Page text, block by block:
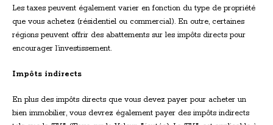
Les taxes peuvent également varier en fonction du type de propriété
que vous achetez (résidentiel ou commercial). En outre, certaines
régions peuvent offrir des abattements sur les impôts directs pour
encourager l’investissement.
Impôts indirects
En plus des impôts directs que vous devez payer pour acheter un
bien immobilier, vous devrez également payer des impôts indirects